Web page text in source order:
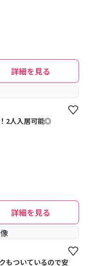
詳細を見る
2人入居可能◎
詳細を見る
もついているので安